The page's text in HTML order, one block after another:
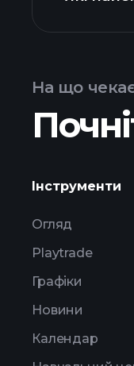
ANVIX
На що
Інструменти
Огляд
Playtrade
Графіки
Новини
Календар